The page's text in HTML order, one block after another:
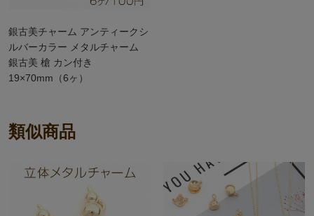
銀古美チャーム アンティークシ
ルバーカラー メタルチャーム
銀古美 槍 カン付き
19×70mm（6ヶ）
類似商品